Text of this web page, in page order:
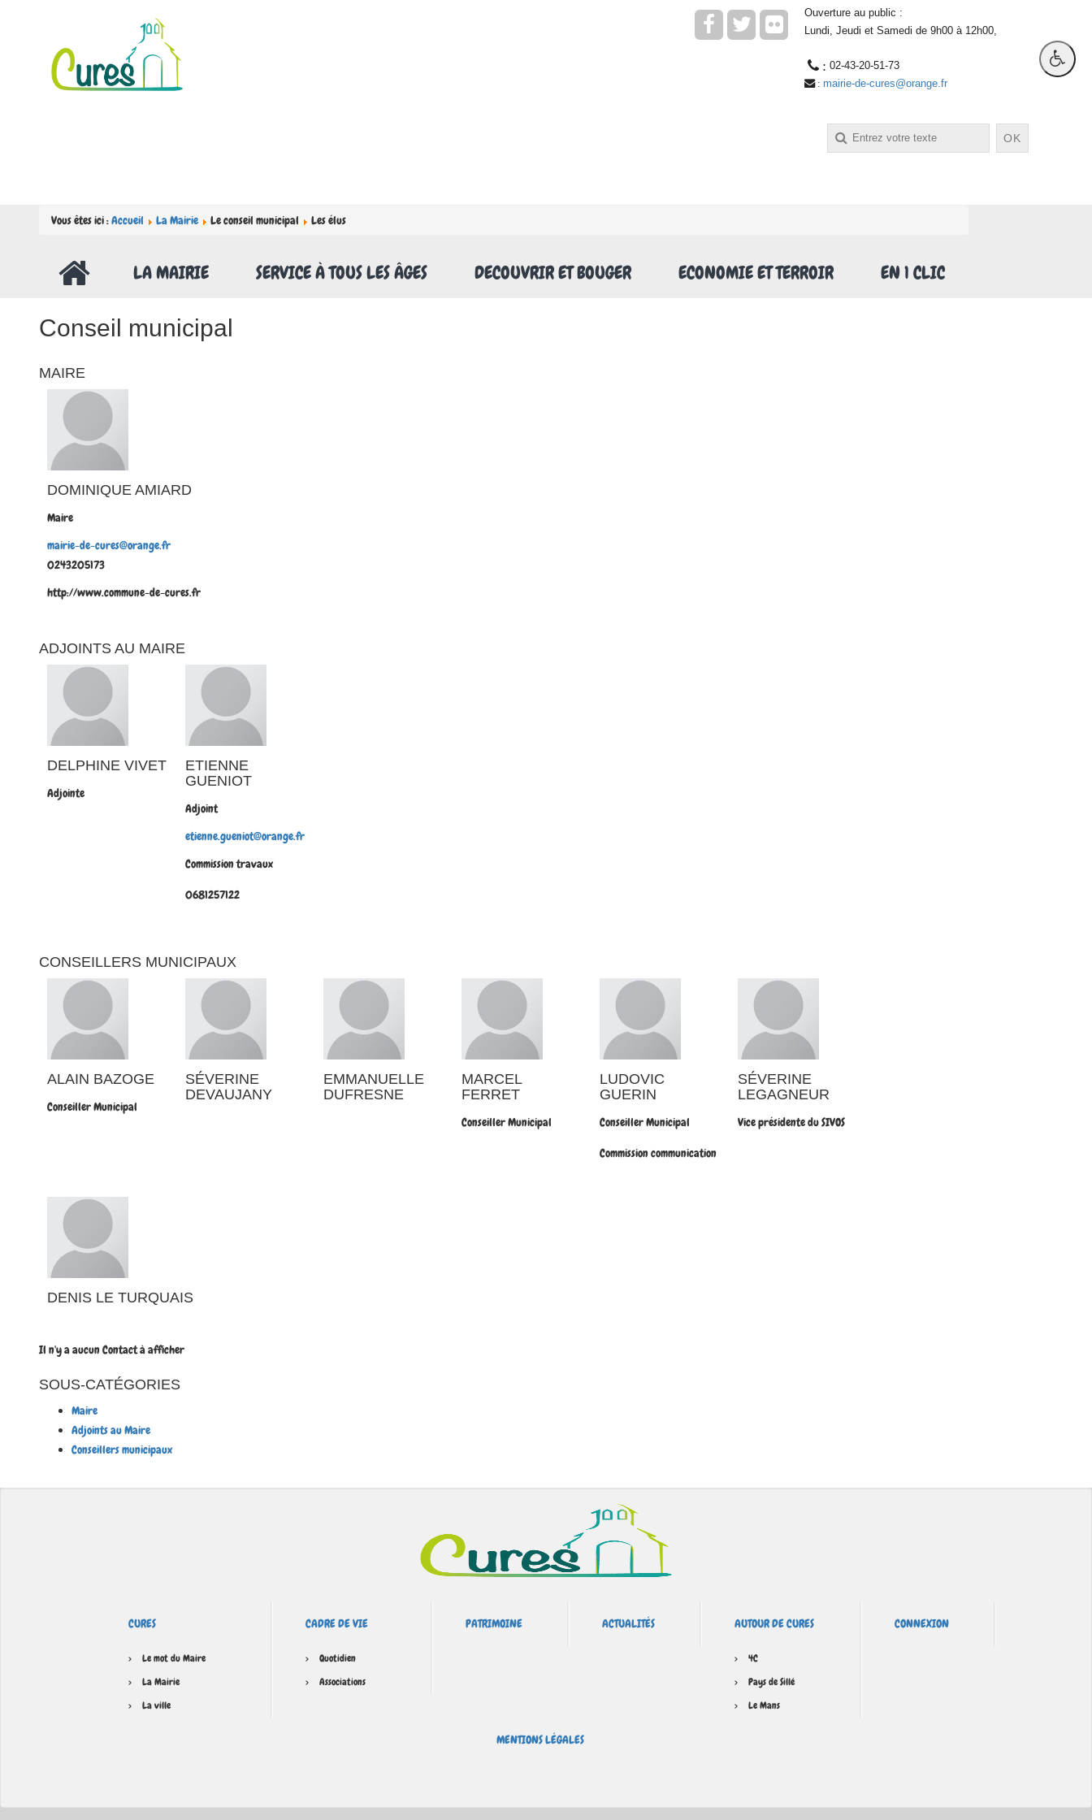
Ouverture au public :
Lundi, Jeudi et Samedi de 9h00 à 12h00,
: 02-43-20-51-73
: mairie-de-cures@orange.fr
OK
Vous êtes ici :Accueil La Mairie Le conseil municipal Les élus
LA MAIRIE SERVICE À TOUS LES ÂGES DECOUVRIR ET BOUGER ECONOMIE ET TERROIR EN 1 CLIC
Conseil municipal
MAIRE
DOMINIQUE AMIARD
Maire
mairie-de-cures@orange.fr
0243205173
http://www.commune-de-cures.fr
ADJOINTS AU MAIRE
DELPHINE VIVET
Adjointe
ETIENNE
GUENIOT
Adjoint
etienne.gueniot@orange.fr
Commission travaux
0681257122
CONSEILLERS MUNICIPAUX
ALAIN BAZOGE
Conseiller Municipal
SÉVERINE
DEVAUJANY
EMMANUELLE
DUFRESNE
MARCEL
FERRET
Conseiller Municipal
LUDOVIC
GUERIN
Conseiller Municipal
Commission communication
SÉVERINE
LEGAGNEUR
Vice présidente du SIVOS
DENIS LE TURQUAIS
Il n'y a aucun Contact à afficher
SOUS-CATÉGORIES
Maire
Adjoints au Maire
Conseillers municipaux
CURES
Le mot du Maire
La Mairie
La ville
CADRE DE VIE
Quotidien
Associations
PATRIMOINE ACTUALITÉS AUTOUR DE CURES
4C
Pays de Sillé
Le Mans
CONNEXION
MENTIONS LÉGALES